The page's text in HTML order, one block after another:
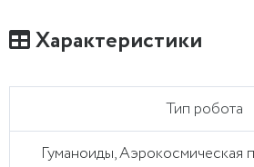
Характеристики
Тип робота
Гуманоиды, Аэрокосмическая